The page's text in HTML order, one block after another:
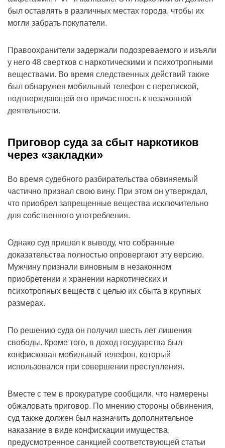
был оставлять в различных местах города, чтобы их
могли забрать покупатели.
Правоохранители задержали подозреваемого и изъяли
у него 48 свертков с наркотическими и психотропными
веществами. Во время следственных действий также
был обнаружен мобильный телефон с перепиской,
подтверждающей его причастность к незаконной
деятельности.
Приговор суда за сбыт наркотиков
через «закладки»
Во время судебного разбирательства обвиняемый
частично признал свою вину. При этом он утверждал,
что приобрел запрещенные вещества исключительно
для собственного употребления.
Однако суд пришел к выводу, что собранные
доказательства полностью опровергают эту версию.
Мужчину признали виновным в незаконном
приобретении и хранении наркотических и
психотропных веществ с целью их сбыта в крупных
размерах.
По решению суда он получил шесть лет лишения
свободы. Кроме того, в доход государства был
конфискован мобильный телефон, который
использовался при совершении преступления.
Вместе с тем в прокуратуре сообщили, что намерены
обжаловать приговор. По мнению стороны обвинения,
суд также должен был назначить дополнительное
наказание в виде конфискации имущества,
предусмотренное санкцией соответствующей статьи